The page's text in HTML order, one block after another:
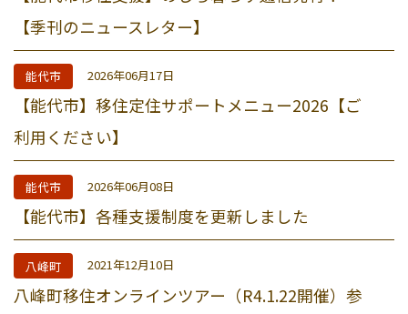
【季刊のニュースレター】
能代市 2026年06月17日
【能代市】移住定住サポートメニュー2026【ご
利用ください】
能代市 2026年06月08日
【能代市】各種支援制度を更新しました
八峰町 2021年12月10日
八峰町移住オンラインツアー（R4.1.22開催）参